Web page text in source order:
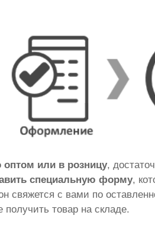
оптом или в розницу,
специальную форму,
свяжется с вами по
товар на складе.